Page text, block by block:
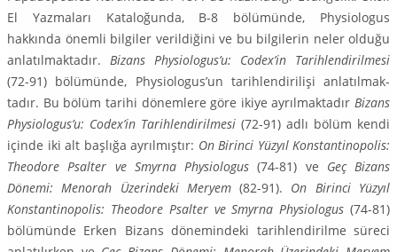
El Yazmaları Kataloğunda, B-8 bölümünde, Physiolo­gus
hakkında önemli bilgiler verildiğini ve bu bilgilerin neler olduğu
anlatılmaktadır. Bizans Physi­ologus’u: Codex’in Tarihlendirilmesi
(72-91) bölümünde, Physiologus’un tarihlendirilişi anlatılmak­
tadır. Bu bölüm tarihi dönemlere göre ikiye ayrılmaktadır Bizans
Physiologus’u: Codex’in Tarihlen­dirilmesi (72-91) adlı bölüm kendi
içinde iki alt başlığa ayrılmıştır: On Birinci Yüzyıl Konstantinopo­lis:
Theodore Psalter ve Smyrna Physiologus (74-81) ve Geç Bizans
Dönemi: Menorah Üzerindeki Meryem(82-91). On Birinci Yüzyıl
Konstantinopolis: Theodore Psalter ve Smyrna Physiologus (74-81)
bölümünde Erken Bizans dönemindeki tarihlendirilme süreci